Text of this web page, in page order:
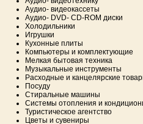
Аудио- видеокассеты
Аудио- DVD- CD-ROM диски
Холодильники
Игрушки
Кухонные плиты
Компьютеры и комплектующие
Мелкая бытовая техника
Музыкальные инструменты
Расходные и канцелярские
Посуду
Стиральные машины
Системы отопления и
Туристическое агентство
Цветы и сувениры